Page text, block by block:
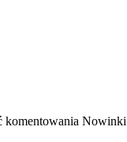
komentowania Nowinki